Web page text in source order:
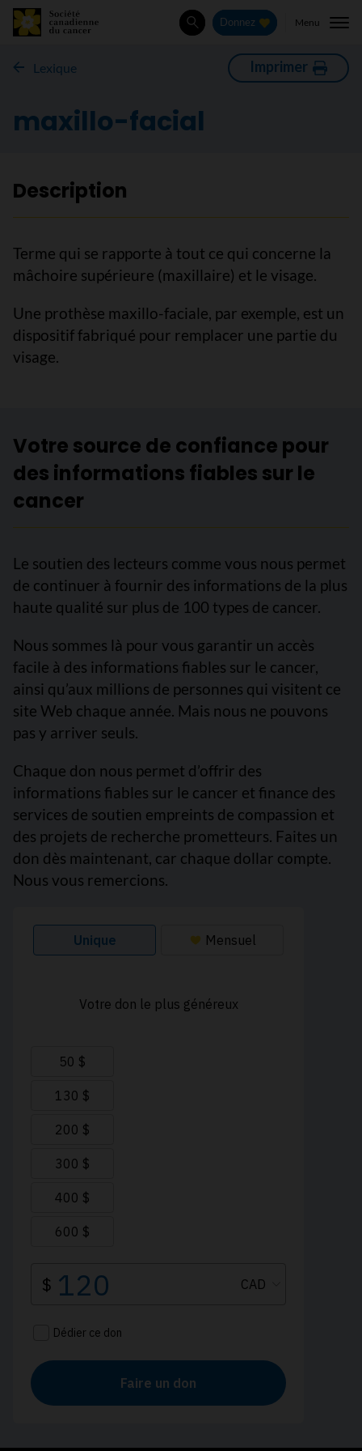
Rechercher
Donnez Menu
Lexique Imprimer
maxillo-facial
Description
Terme qui se rapporte à tout ce qui concerne la
mâchoire supérieure (maxillaire) et le visage.
Une prothèse maxillo-faciale, par exemple, est un
dispositif fabriqué pour remplacer une partie du
visage.
Votre source de confiance pour
des informations fiables sur le
cancer
Le soutien des lecteurs comme vous nous permet
de continuer à fournir des informations de la plus
haute qualité sur plus de 100 types de cancer.
Nous sommes là pour vous garantir un accès
facile à des informations fiables sur le cancer,
ainsi qu’aux millions de personnes qui visitent ce
site Web chaque année. Mais nous ne pouvons
pas y arriver seuls.
Chaque don nous permet d’offrir des
informations fiables sur le cancer et finance des
services de soutien empreints de compassion et
des projets de recherche prometteurs. Faites un
don dès maintenant, car chaque dollar compte.
Nous vous remercions.